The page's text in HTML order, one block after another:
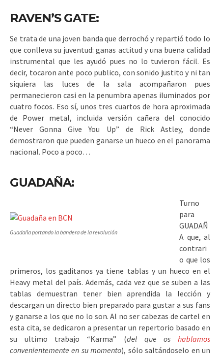
RAVEN’S GATE:
Se trata de una joven banda que derrochó y repartió todo lo
que conlleva su juventud: ganas actitud y una buena calidad
instrumental que les ayudó pues no lo tuvieron fácil. Es
decir, tocaron ante poco publico, con sonido justito y ni tan
siquiera las luces de la sala acompañaron pues
permanecieron casi en la penumbra apenas iluminados por
cuatro focos. Eso sí, unos tres cuartos de hora aproximada
de Power metal, incluida versión cañera del conocido
“Never Gonna Give You Up” de Rick Astley, donde
demostraron que pueden ganarse un hueco en el panorama
nacional. Poco a poco…
GUADAÑA:
Guadaña portando la bandera de la revolución
Turno
para
GUADAÑ
A que, al
contrari
o que los
primeros, los gaditanos ya tiene tablas y un hueco en el
Heavy metal del país. Además, cada vez que se suben a las
tablas demuestran tener bien aprendida la lección y
descargan un directo bien preparado para gustar a sus fans
y ganarse a los que no lo son. Al no ser cabezas de cartel en
esta cita, se dedicaron a presentar un repertorio basado en
su ultimo trabajo “Karma” (del que oshablamos
convenientemente en su momento), sólo saltándoselo en un